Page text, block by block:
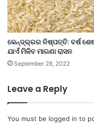
କେନ୍ଦ୍ର୍ରର ନିଷ୍ପତ୍ତି: ବର୍ଷ
ଯାଏଁ ମିଳିବ ମାଗଣା ରାସନ
September 28, 2022
Leave a Reply
You must be logged in to